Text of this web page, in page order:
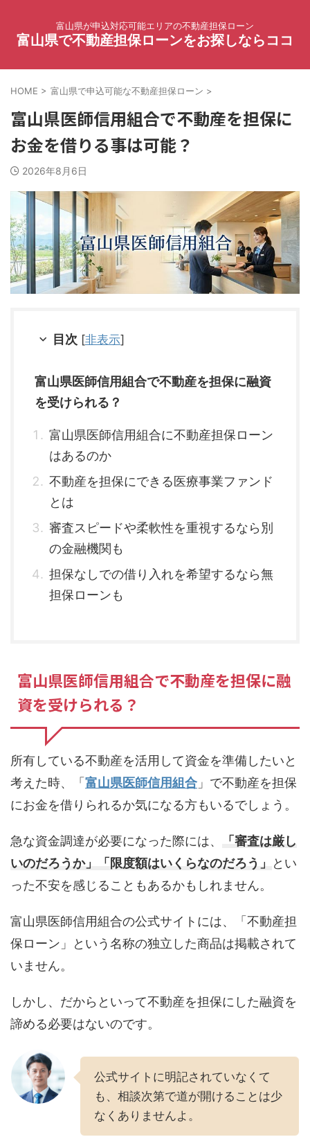
富山県が申込対応可能エリアの不動産担保ローン
富山県で不動産担保ローンをお探しならココ
HOME > 富山県で申込可能な不動産担保ローン >
富山県医師信用組合で不動産を担保に
お金を借りる事は可能？
2026年8月6日
目次 [非表示]
富山県医師信用組合で不動産を担保に融資
を受けられる？
富山県医師信用組合に不動産担保ローン
はあるのか
不動産を担保にできる医療事業ファンド
とは
審査スピードや柔軟性を重視するなら別
の金融機関も
担保なしでの借り入れを希望するなら無
担保ローンも
富山県医師信用組合で不動産を担保に融
資を受けられる？
所有している不動産を活用して資金を準備したいと
考えた時、「富山県医師信用組合 」で不動産を担保
にお金を借りられるか気になる方もいるでしょう。
急な資金調達が必要になった際には、
「審査は厳し
いのだろうか」
「限度額はいくらなのだろう」
とい
った不安を感じることもあるかもしれません。
富山県医師信用組合の公式サイトには、「不動産担
保ローン」という名称の独立した商品は掲載されて
いません。
しかし、だからといって不動産を担保にした融資を
諦める必要はないのです。
公式サイトに明記されていなくて
も、相談次第で道が開けることは少
なくありませんよ。